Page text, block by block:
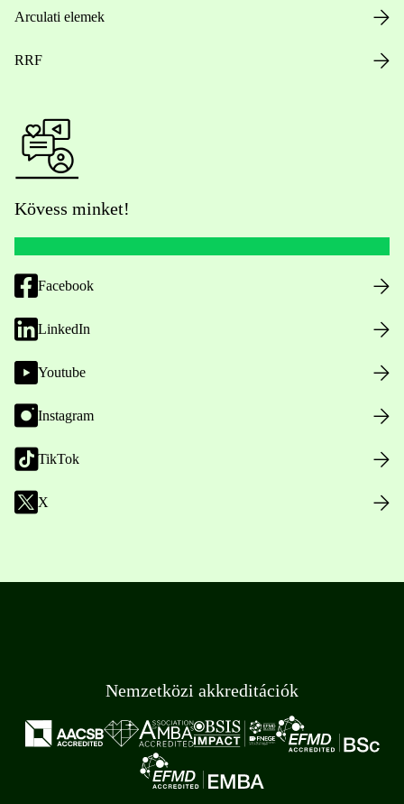
Arculati elemek
RRF
Kövess minket!
Facebook
LinkedIn
Youtube
Instagram
TikTok
X
Nemzetközi akkreditációk